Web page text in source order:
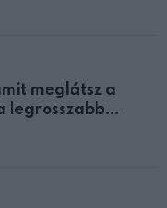
meglátsz a
legrosszabb